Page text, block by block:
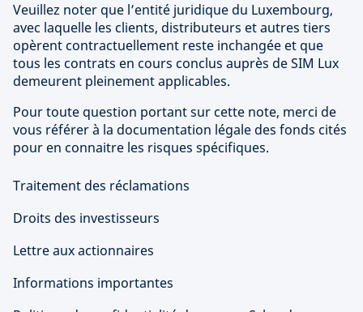
Veuillez noter que l’entité juridique du Luxembourg,
avec laquelle les clients, distributeurs et autres tiers
opèrent contractuellement reste inchangée et que
tous les contrats en cours conclus auprès de SIM Lux
demeurent pleinement applicables.
Pour toute question portant sur cette note, merci de
vous référer à la documentation légale des fonds cités
pour en connaitre les risques spécifiques.
Traitement des réclamations
Droits des investisseurs
Lettre aux actionnaires
Informations importantes